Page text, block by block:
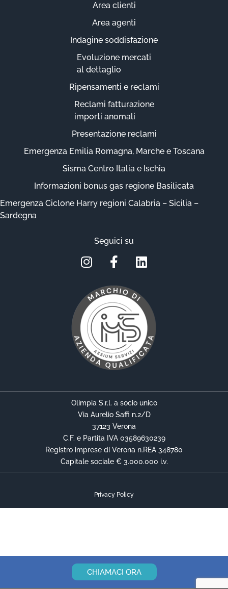
Area clienti
Area agenti
Indagine soddisfazione
Evoluzione mercati
al dettaglio
Ripensamenti e reclami
Reclami fatturazione
importi anomali
Presentazione reclami
Emergenza Emilia Romagna, Marche e Toscana
Sisma Centro Italia e Ischia
Informazioni bonus gas regione Basilicata
Emergenza Ciclone Harry regioni Calabria – Sicilia –
Sardegna
Seguici su
Olimpia S.r.l. a socio unico
Via Aurelio Saffi n.2/D
37123 Verona
C.F. e Partita IVA 03589630239
Registro imprese di Verona n.REA 348780
Capitale sociale € 3.000.000 i.v.
Privacy Policy
CHIAMACI ORA